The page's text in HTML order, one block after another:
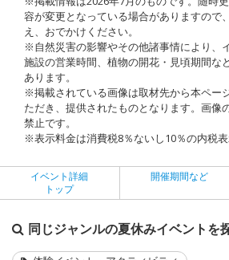
容が変更となっている場合がありますので
え、おでかけください。
※自然災害の影響やその他諸事情により、
施設の営業時間、植物の開花・見頃期間な
あります。
※掲載されている画像は取材先から本ペー
ただき、提供されたものとなります。画像
禁止です。
※表示料金は消費税8％ないし10％の内税表
イベント詳細
トップ
開催期間など
同じジャンルの夏休みイベントを